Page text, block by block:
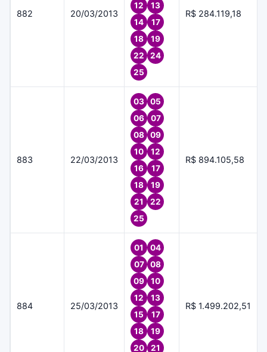
882 20/03/2013
12
13
14
17
18
19
22
24
25
R$ 284.119,18
883 22/03/2013
03
05
06
07
08
09
10
12
16
17
18
19
21
22
25
R$ 894.105,58
884 25/03/2013
01
04
07
08
09
10
12
13
15
17
18
19
20
21
R$ 1.499.202,51